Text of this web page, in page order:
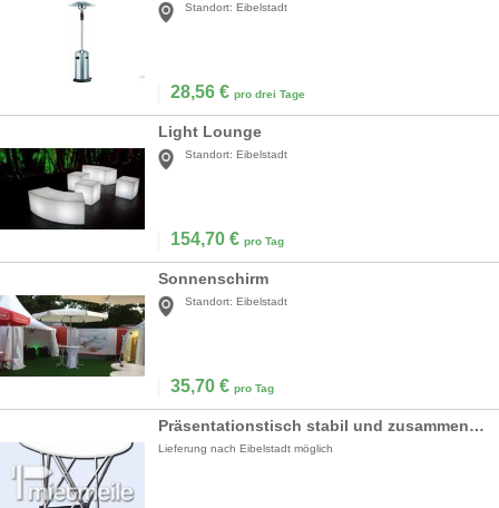
Standort: Eibelstadt
28,56 € pro drei Tage
Light Lounge
Standort: Eibelstadt
154,70 € pro Tag
Sonnenschirm
Standort: Eibelstadt
35,70 € pro Tag
Präsentationstisch stabil und zusammenklappbar
Lieferung nach Eibelstadt möglich